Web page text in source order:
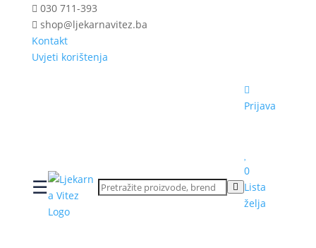
030 711-393
shop@ljekarnavitez.ba
Kontakt
Uvjeti korištenja
☰
Prijava
0
Lista
želja